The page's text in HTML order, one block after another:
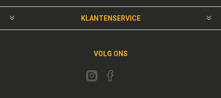
KLANTENSERVICE
VOLG ONS